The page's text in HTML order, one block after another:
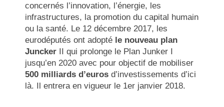
concernés l’innovation, l’énergie, les
infrastructures, la promotion du capital humain
ou la santé. Le 12 décembre 2017, les
eurodéputés ont adopté le nouveau plan
Juncker II qui prolonge le Plan Junker I
jusqu’en 2020 avec pour objectif de mobiliser
500 milliards d’euros d’investissements d’ici
là. Il entrera en vigueur le 1er janvier 2018.